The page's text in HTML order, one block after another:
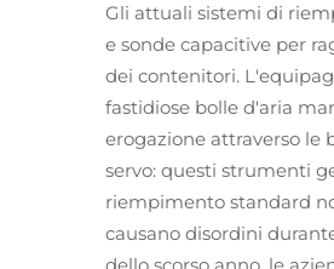
Gli attuali sistemi di
e sonde capacitive per
dei contenitori.
fastidiose bolle d'aria
erogazione attraverso le
servo: questi strumenti
riempimento standard
causano disordini